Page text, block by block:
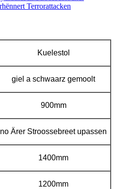
Kuelestol
giel a schwaarz gemoolt
900mm
no Ärer Stroossebreet upassen
1400mm
1200mm